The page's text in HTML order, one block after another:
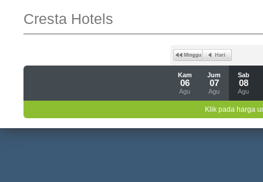
Cresta Hotels
Kam
06
Agu
Jum
07
Agu
Sab
08
Agu
Klik pada harga